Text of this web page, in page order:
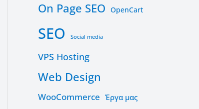
On Page SEO OpenCart
SEO Social media
VPS Hosting
Web Design
WooCommerce Έργα μας